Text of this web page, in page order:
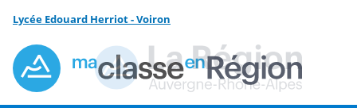
Menu de la rubrique
Contenu
Lycée Edouard Herriot - Voiron